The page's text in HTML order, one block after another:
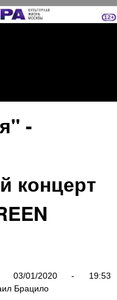
-
концерт
03/01/2020 - 19:53
Брацило